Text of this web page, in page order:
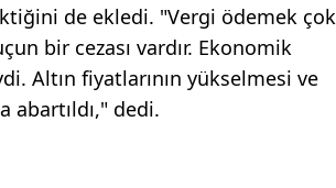
de ekledi. "Vergi ödemek çok
bir cezası vardır. Ekonomik
Altın fiyatlarının yükselmesi ve
abartıldı," dedi.